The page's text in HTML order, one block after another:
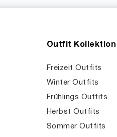
Outfit Kollektion
Freizeit Outfits
Winter Outfits
Frühlings Outfits
Herbst Outfits
Sommer Outfits